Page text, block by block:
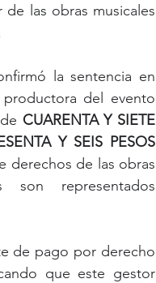
las obras musicales
la sentencia en
del evento
CUARENTA Y SIETE
Y SEIS PESOS
derechos de las obras
son representados
de pago por derecho
que este gestor